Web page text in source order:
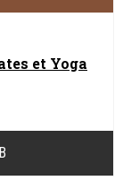
et Yoga